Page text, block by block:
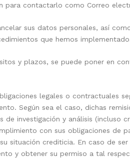
para contactarlo como Correo
sus datos personales, así
que hemos
y plazos, se puede poner en
legales o contractuales
Según sea el caso, dichas
de investigación y análisis (incluso
con sus obligaciones de
situación crediticia. En caso de
y obtener su permiso a tal